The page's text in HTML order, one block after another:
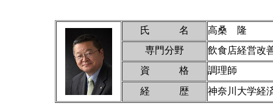
氏 名
高桑 隆
専門分野
飲食店経営改
資 格
調理師
経 歴
神奈川大学経